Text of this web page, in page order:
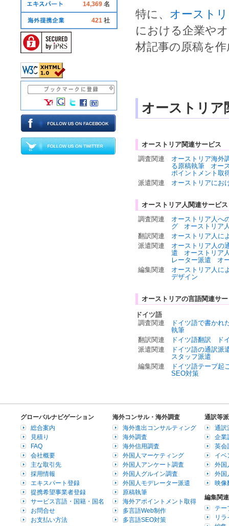
特に、 オースト
における企業や
材記事の原稿を作
オーストリア
オーストリア関連サービス
調査関連
オーストリア海外
る原稿執筆
オー
ポイントメント取
派遣関連
オーストリアにお
オーストリア人関連サービス
調査関連
オーストリア人へ
グ
オーストリア
翻訳関連
オーストリア人に
派遣関連
オーストリア人の
遣
オーストリア
レーター派遣
オ
編集関連
オーストリア人に
デザイン
オーストリアの言語関連サ
ドイツ語
調査関連
ドイツ語で書かれ
執筆
翻訳関連
ドイツ語翻訳
ド
派遣関連
ドイツ語の通訳派
スタッフ派遣
編集関連
ドイツ語テープ起
SEO対策
14,369 名
421 社
グローバルナビゲーション
総合案内
見積り
FAQ
会社概要
主な取引先
採用情報
エキスパート登録
提携希望事業者登録
サービス言語・国籍・国名
お問合せ
お支払い方法
海外コンサル・海外調査
海外進出コンサルティング
海外調査
海外信用調査
外国人マーケティング
外国人アンケート調査
外国人グルイン調査
外国人モデレーター派遣
原稿執筆
海外アポイントメント取得
多言語Web制作
多言語SEO対策
通訳等
通訳
企業
英会
イベ
外国
外国
映像
編集関連
テー
リラ